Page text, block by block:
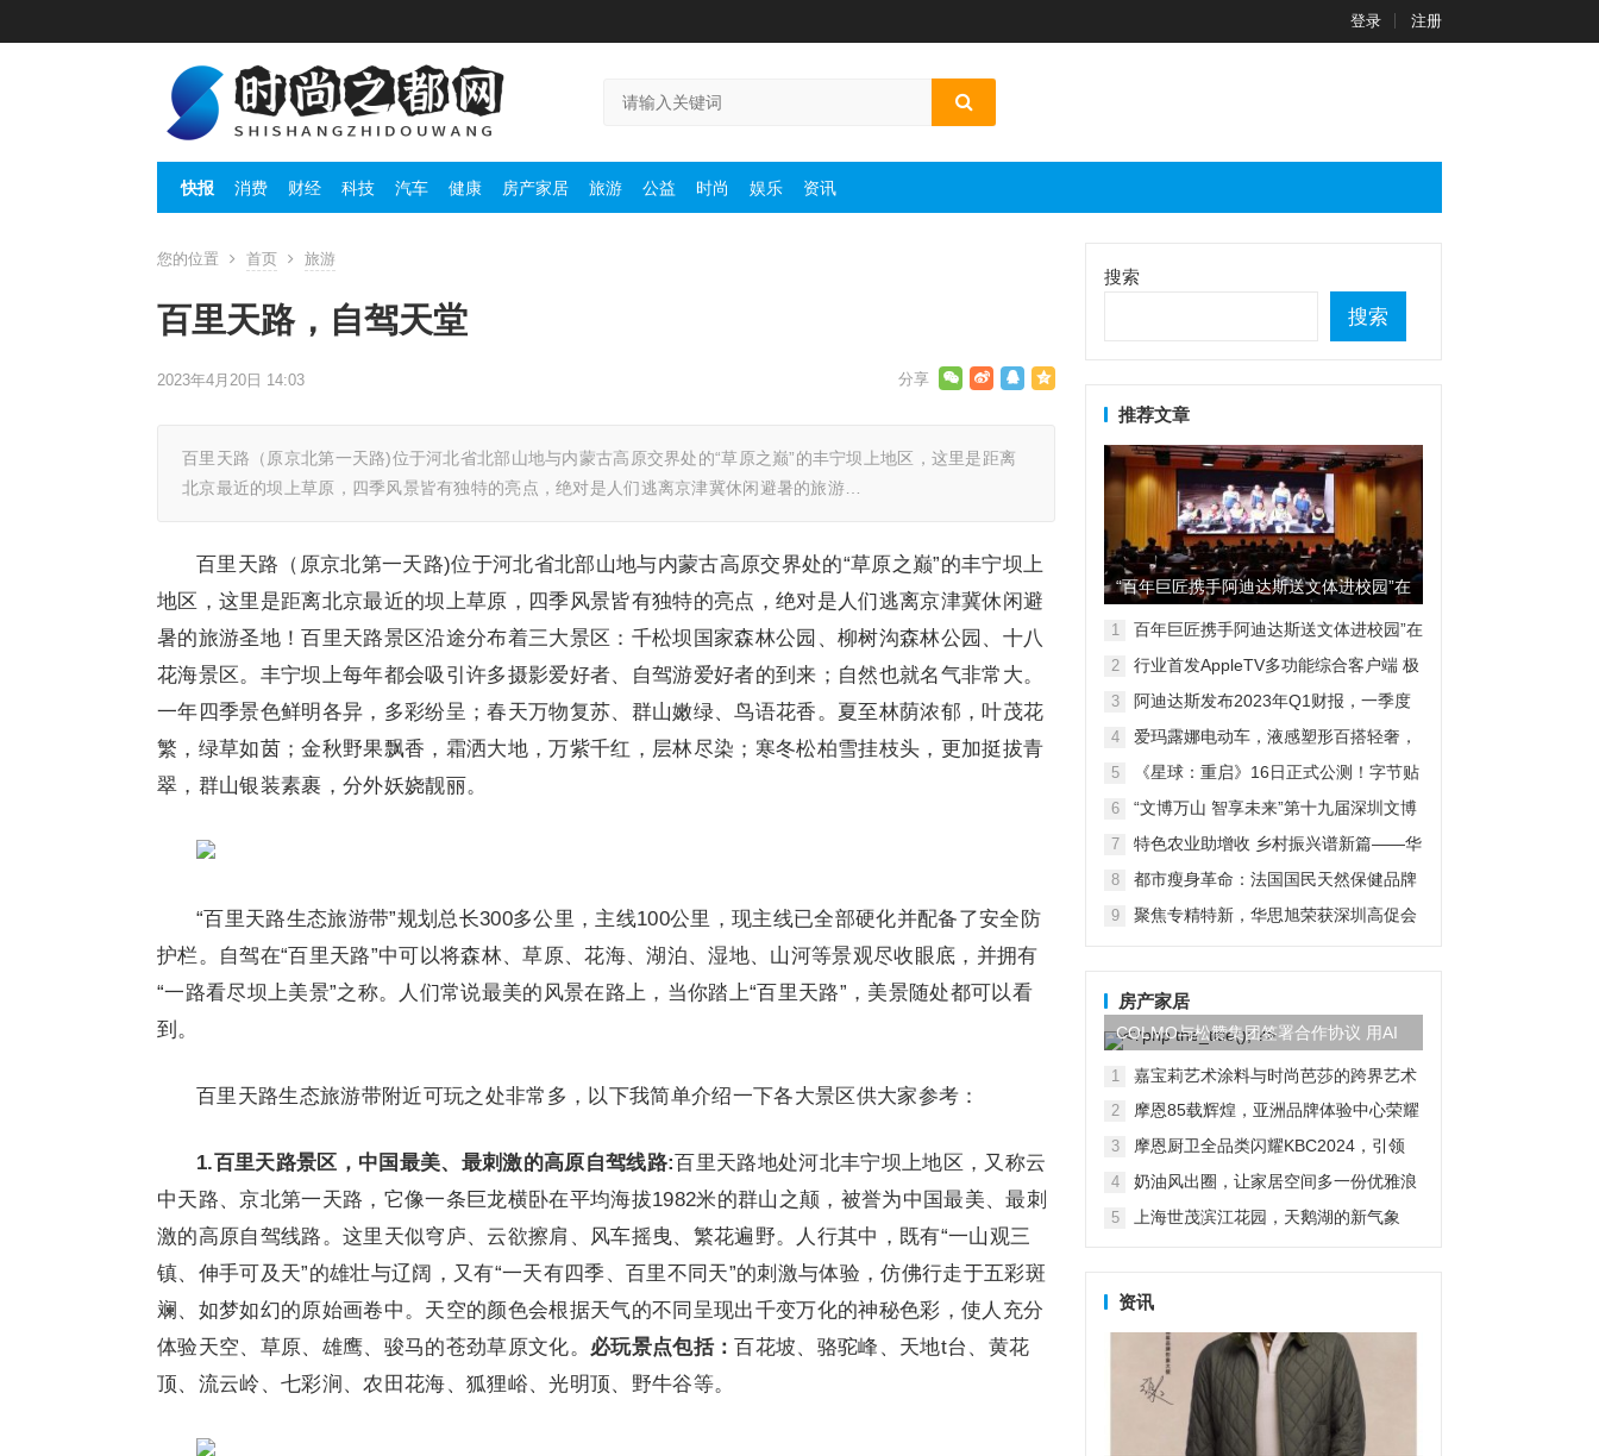
登录 注册
快报 消费 财经 科技 汽车 健康 房产家居 旅游 公益 时尚 娱乐 资讯
您的位置 首页 旅游
百里天路，自驾天堂
2023年4月20日 14:03
百里天路（原京北第一天路)位于河北省北部山地与内蒙古高原交界处的“草原之巅”的丰宁坝上地区，这里是距离
北京最近的坝上草原，四季风景皆有独特的亮点，绝对是人们逃离京津冀休闲避暑的旅游…
百里天路（原京北第一天路)位于河北省北部山地与内蒙古高原交界处的“草原之巅”的丰宁坝上
地区，这里是距离北京最近的坝上草原，四季风景皆有独特的亮点，绝对是人们逃离京津冀休闲避
暑的旅游圣地！百里天路景区沿途分布着三大景区：千松坝国家森林公园、柳树沟森林公园、十八
花海景区。丰宁坝上每年都会吸引许多摄影爱好者、自驾游爱好者的到来；自然也就名气非常大。
一年四季景色鲜明各异，多彩纷呈；春天万物复苏、群山嫩绿、鸟语花香。夏至林荫浓郁，叶茂花
繁，绿草如茵；金秋野果飘香，霜洒大地，万紫千红，层林尽染；寒冬松柏雪挂枝头，更加挺拔青
翠，群山银装素裹，分外妖娆靓丽。
“百里天路生态旅游带”规划总长300多公里，主线100公里，现主线已全部硬化并配备了安全防
护栏。自驾在“百里天路”中可以将森林、草原、花海、湖泊、湿地、山河等景观尽收眼底，并拥有
“一路看尽坝上美景”之称。人们常说最美的风景在路上，当你踏上“百里天路”，美景随处都可以看
到。
百里天路生态旅游带附近可玩之处非常多，以下我简单介绍一下各大景区供大家参考：
1.百里天路景区，中国最美、最刺激的高原自驾线路:百里天路地处河北丰宁坝上地区，又称云
中天路、京北第一天路，它像一条巨龙横卧在平均海拔1982米的群山之颠，被誉为中国最美、最刺
激的高原自驾线路。这里天似穹庐、云欲擦肩、风车摇曳、繁花遍野。人行其中，既有“一山观三
镇、伸手可及天”的雄壮与辽阔，又有“一天有四季、百里不同天”的刺激与体验，仿佛行走于五彩斑
斓、如梦如幻的原始画卷中。天空的颜色会根据天气的不同呈现出千变万化的神秘色彩，使人充分
体验天空、草原、雄鹰、骏马的苍劲草原文化。 必玩景点包括：百花坡、骆驼峰、天地t台、黄花
顶、流云岭、七彩涧、农田花海、狐狸峪、光明顶、野牛谷等。
搜索
搜索
推荐文章
“百年巨匠携手阿迪达斯送文体进校园”在
京启动
1
百年巨匠携手阿迪达斯送文体进校园”在
2
行业首发AppleTV多功能综合客户端 极
3
阿迪达斯发布2023年Q1财报，一季度
4
爱玛露娜电动车，液感塑形百搭轻奢，
5
《星球：重启》16日正式公测！字节贴
6
“文博万山 智享未来”第十九届深圳文博
7
特色农业助增收 乡村振兴谱新篇——华
8
都市瘦身革命：法国国民天然保健品牌
案
9
聚焦专精特新，华思旭荣获深圳高促会
房产家居
COLMO与松赞集团签署合作协议 用AI
科技打造山居生活场景...
1 嘉宝莉艺术涂料与时尚芭莎的跨界艺术
2
摩恩85载辉煌，亚洲品牌体验中心荣耀
3
摩恩厨卫全品类闪耀KBC2024，引领
4
奶油风出圈，让家居空间多一份优雅浪
5 上海世茂滨江花园，天鹅湖的新气象
资讯